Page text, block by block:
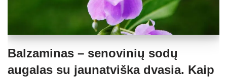
Balzaminas – senovinių sodų
augalas su jaunatviška dvasia. Kaip